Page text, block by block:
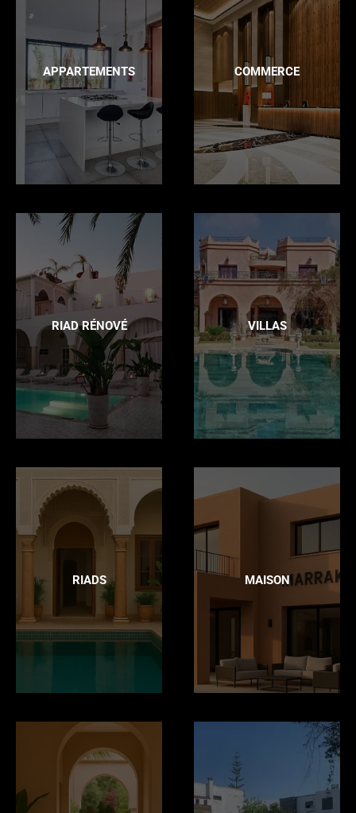
APPARTEMENTS COMMERCE
RIAD RÉNOVÉ VILLAS
RIADS MAISON